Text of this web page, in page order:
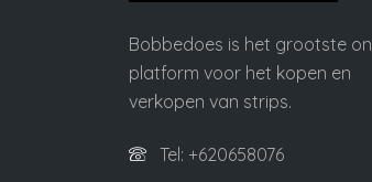
Bobbedoes is het grootste
platform voor het kopen en
verkopen van strips.
Tel: +620658076